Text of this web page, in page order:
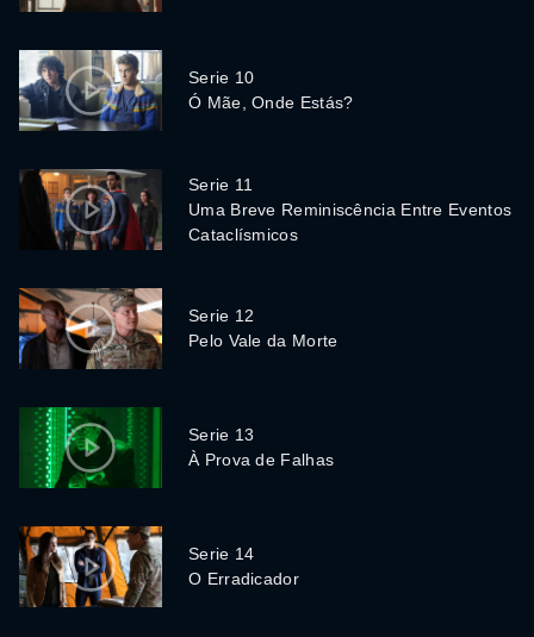
Serie 10
Ó Mãe, Onde Estás?
Serie 11
Uma Breve Reminiscência Entre Eventos
Cataclísmicos
Serie 12
Pelo Vale da Morte
Serie 13
À Prova de Falhas
Serie 14
O Erradicador